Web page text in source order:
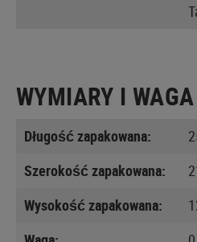
WYMIARY I
Długość zapakowana:
Szerokość zapakowana:
Wysokość zapakowana: